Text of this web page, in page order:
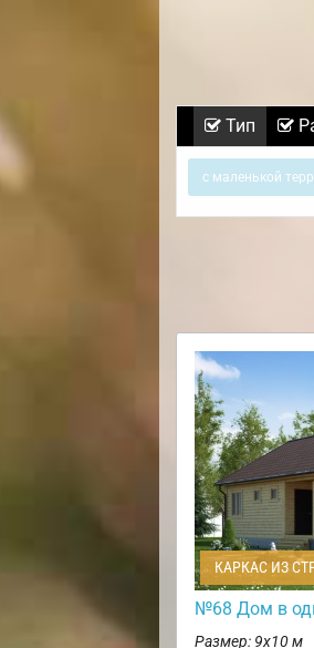
Тип
с маленькой
КАРКАС ИЗ
№68 Дом в
Размер: 9х10 м